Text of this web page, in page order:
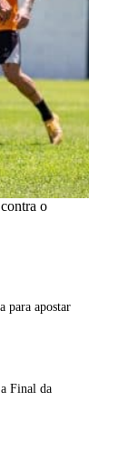
o
para apostar
Final da